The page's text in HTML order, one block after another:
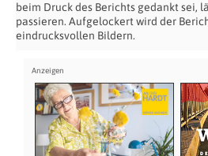
beim Druck des Berichts gedankt sei,
passieren. Aufgelockert wird der
eindrucksvollen Bildern.